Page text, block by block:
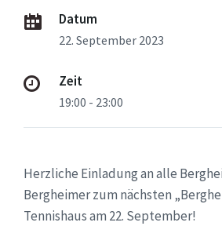
Datum
22. September 2023
Zeit
19:00 - 23:00
Herzliche Einladung an alle
Bergheimer zum nächsten
Tennishaus am 22. September!